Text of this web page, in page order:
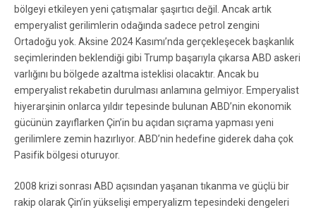
bölgeyi etkileyen yeni çatışmalar şaşırtıcı değil. Ancak artık
emperyalist gerilimlerin odağında sadece petrol zengini
Ortadoğu yok. Aksine 2024 Kasımı’nda gerçekleşecek başkanlık
seçimlerinden beklendiği gibi Trump başarıyla çıkarsa ABD askeri
varlığını bu bölgede azaltma isteklisi olacaktır. Ancak bu
emperyalist rekabetin durulması anlamına gelmiyor. Emperyalist
hiyerarşinin onlarca yıldır tepesinde bulunan ABD’nin ekonomik
gücünün zayıflarken Çin’in bu açıdan sıçrama yapması yeni
gerilimlere zemin hazırlıyor. ABD’nin hedefine giderek daha çok
Pasifik bölgesi oturuyor.
2008 krizi sonrası ABD açısından yaşanan tıkanma ve güçlü bir
rakip olarak Çin’in yükselişi emperyalizm tepesindeki dengeleri